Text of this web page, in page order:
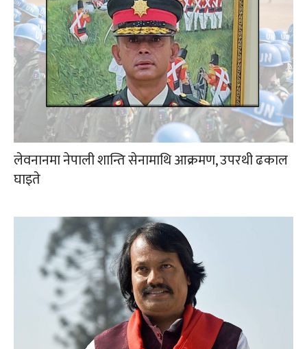
लेवनानमा नेपाली शान्ति सेनामाथि आक्रमण, उपरथी ढकाल
घाइते